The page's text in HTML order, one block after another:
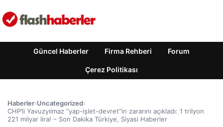
Güncel Haberler Firma Rehberi Forum
Çerez Politikası
Haberler›Uncategorized›
CHP’li Yavuzyılmaz “yap-işlet-devret”in zararını açıkladı: 1 trilyon
221 milyar lira! – Son Dakika Türkiye, Siyasi Haberler